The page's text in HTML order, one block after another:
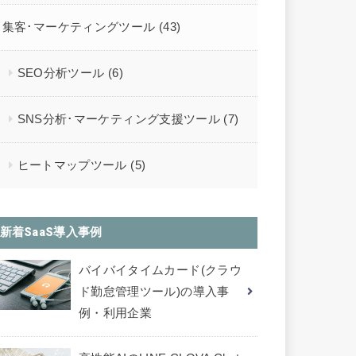
集客･マーケティングツール (43)
SEO分析ツール (6)
SNS分析･マーケティング支援ツール (7)
ヒートマップツール (5)
新着SaaS導入事例
バイバイタイムカード(クラウ
ド勤怠管理ツール)の導入事
例・利用企業